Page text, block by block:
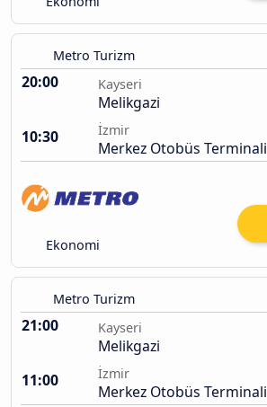
Metro Turizm
20:00 Kayseri
Melikgazi
10:30
İzmir
Merkez Otobüs Terminali
Ekonomi
Metro Turizm
21:00 Kayseri
Melikgazi
11:00
İzmir
Merkez Otobüs Terminali